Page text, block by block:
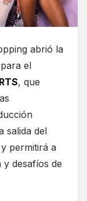
abrió la
el
, que
salida del
permitirá a
desafíos de